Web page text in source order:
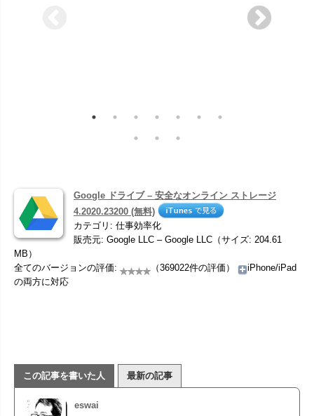
Google ドライブ – 安全なオンライン ストレージ
4.2020.23200 (無料)
カテゴリ: 仕事効率化
販売元: Google LLC – Google LLC（サイズ: 204.61
MB）
全てのバージョンの評価:
（369022件の評価）
iPhone/iPad
の両方に対応
この記事を書いた人 最新の記事
eswai